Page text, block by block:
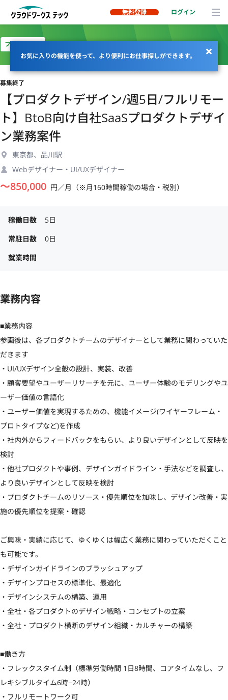
無料登録 ログイン
お気に入りの機能を使って、より便利にお仕事探しができます。
フルリモート
募集終了
【プロダクトデザイン/週5日/フルリモー
ト】BtoB向け自社SaaSプロダクトデザイ
ン業務案件
東京都、品川駅
Webデザイナー・UI/UXデザイナー
〜850,000 円／月（※月160時間稼働の場合・税別）
稼働日数
5日
常駐日数
0日
就業時間
業務内容
■業務内容
参画後は、各プロダクトチームのデザイナーとして業務に関わっていた
だきます
・UI/UXデザイン全般の設計、実装、改善
・顧客要望やユーザーリサーチを元に、ユーザー体験のモデリングやユ
ーザー価値の言語化
・ユーザー価値を実現するための、機能イメージ(ワイヤーフレーム・
プロトタイプなど)を作成
・社内外からフィードバックをもらい、より良いデザインとして反映を
検討
・他社プロダクトや事例、デザインガイドライン・手法などを調査し、
より良いデザインとして反映を検討
・プロダクトチームのリソース・優先順位を加味し、デザイン改善・実
施の優先順位を提案・確認
ご興味・実績に応じて、ゆくゆくは幅広く業務に関わっていただくこと
も可能です。
・デザインガイドラインのブラッシュアップ
・デザインプロセスの標準化、最適化
・デザインシステムの構築、運用
・全社・各プロダクトのデザイン戦略・コンセプトの立案
・全社・プロダクト横断のデザイン組織・カルチャーの構築
■働き方
・フレックスタイム制（標準労働時間 1日8時間、コアタイムなし、フ
レキシブルタイム6時−24時）
・フルリモートワーク可